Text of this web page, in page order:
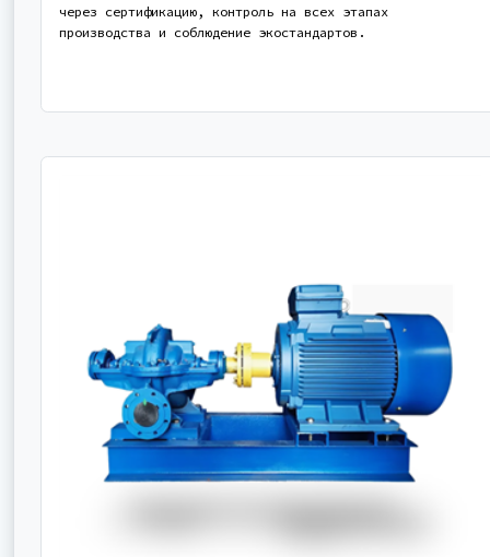
через сертификацию, контроль на всех этапах
производства и соблюдение экостандартов.